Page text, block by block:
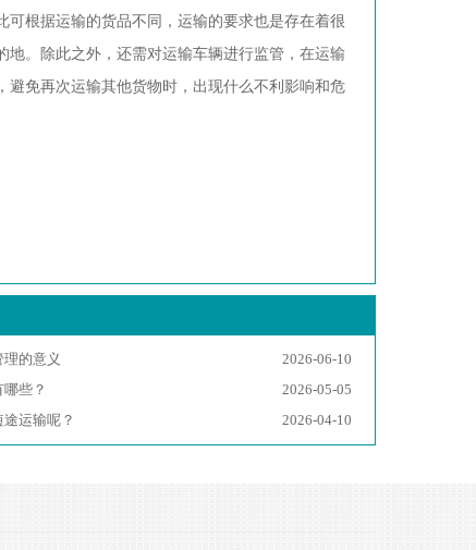
根据运输的货品不同，运输的要求也是存在着很
。除此之外，还需对运输车辆进行监管，在运输
免再次运输其他货物时，出现什么不利影响和危
2026-06-10
的意义
2026-05-05
些？
2026-04-10
运输呢？